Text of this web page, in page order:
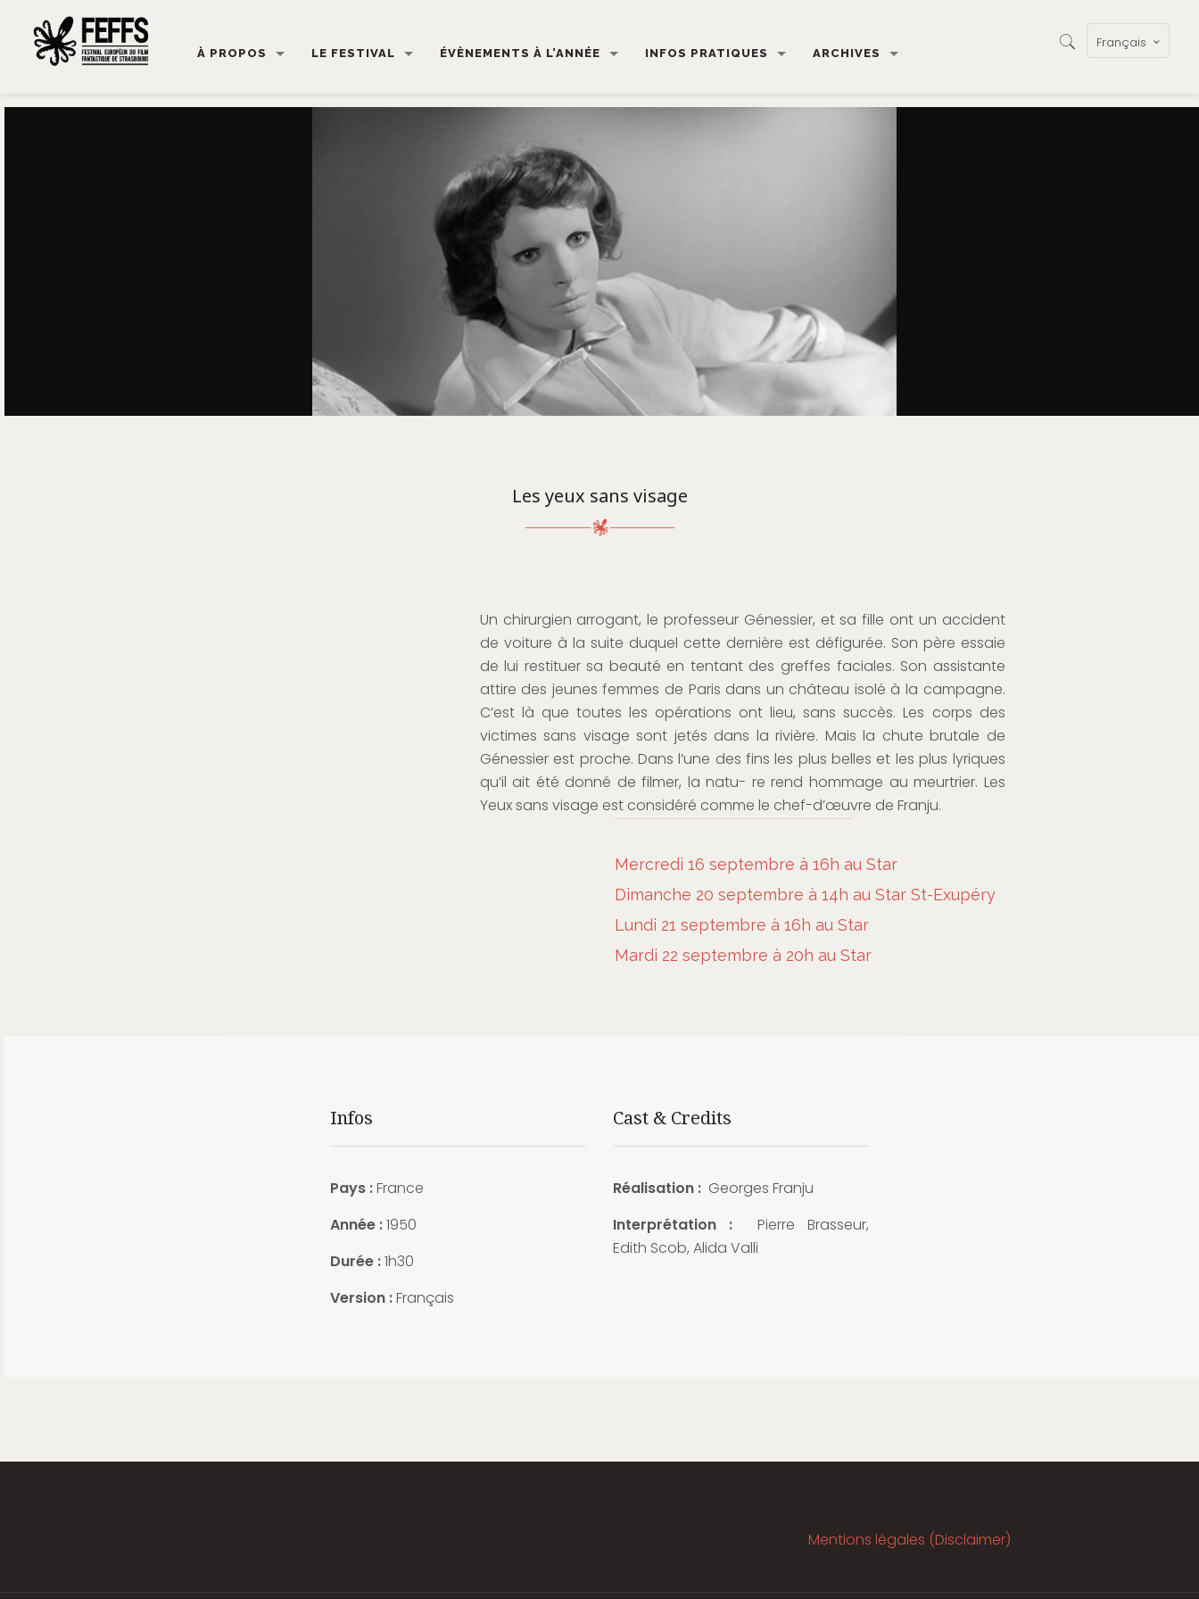
À PROPOS LE FESTIVAL ÉVÈNEMENTS À L’ANNÉE INFOS PRATIQUES ARCHIVES
Français
Les yeux sans visage
Un chirurgien arrogant, le professeur Génessier, et sa fille ont un accident
de voiture à la suite duquel cette dernière est défigurée. Son père essaie
de lui restituer sa beauté en tentant des greffes faciales. Son assistante
attire des jeunes femmes de Paris dans un château isolé à la campagne.
C’est là que toutes les opérations ont lieu, sans succès. Les corps des
victimes sans visage sont jetés dans la rivière. Mais la chute brutale de
Génessier est proche. Dans l’une des fins les plus belles et les plus lyriques
qu’il ait été donné de filmer, la natu- re rend hommage au meurtrier. Les
Yeux sans visage est considéré comme le chef-d’œuvre de Franju.
Mercredi 16 septembre à 16h au Star
Dimanche 20 septembre à 14h au Star St-Exupéry
Lundi 21 septembre à 16h au Star
Mardi 22 septembre à 20h au Star
Infos
Pays :France
Année :1950
Durée :1h30
Version :Français
Cast & Credits
Réalisation : Georges Franju
Interprétation : Pierre Brasseur,
Edith Scob, Alida Valli
Mentions légales (Disclaimer)